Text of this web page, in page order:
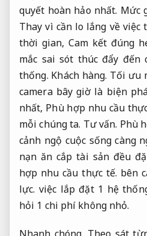
quyết hoàn hảo nhất. Mức
Thay vì cần lo lắng về
thời gian, Cam kết đúng
mắc sai sót thúc đẩy
thống. Khách hàng. Tối ưu
camera bây giờ là biện
nhất, Phù hợp nhu cầu
mỗi chúng ta. Tư vấn. Phù
cảnh ngộ cuộc sống càng
nạn ăn cắp tài sản đều
hợp nhu cầu thực tế. bên
lực. việc lắp đặt 1 hệ
hỏi 1 chi phí không nhỏ.